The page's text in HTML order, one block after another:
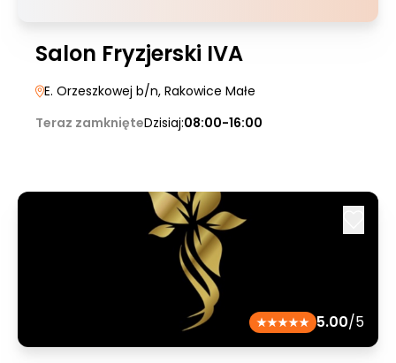
Salon Fryzjerski IVA
E. Orzeszkowej b/n, Rakowice Małe
Teraz zamknięteDzisiaj:08:00-16:00
5.00/5